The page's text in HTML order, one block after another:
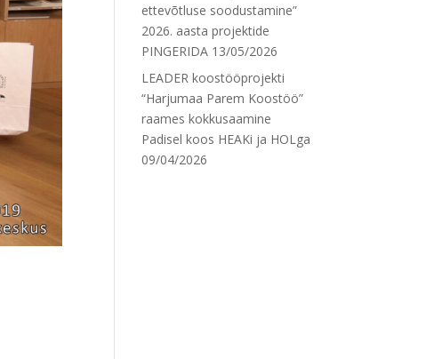
ettevõtluse soodustamine”
2026. aasta projektide
PINGERIDA 13/05/2026
LEADER koostööprojekti
“Harjumaa Parem Koostöö”
raames kokkusaamine
Padisel koos HEAKi ja HOLga
09/04/2026